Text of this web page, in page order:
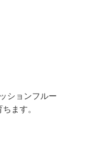
ションフルー
ます。